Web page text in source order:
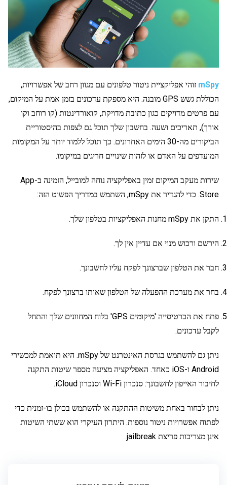
mSpy זוהי אפליקציית ניטור טלפונים עם מגוון רחב של אפשרויות,
הכוללת גשש GPS מובנה. היא מספקת עדכונים בזמן אמת על המיקום,
עם פרטים מדויקים כגון כתובת מדויקת, קואורדינטות (קו רוחב וקו
אורך), תאריכים ושעה. בחשבון שלך תוכל גם לצפות בהיסטוריית
הביקורים מה-30 הימים האחרונים. כך תוכל ללמוד יותר על המקומות
המועדפים על האדם או לזהות שינויים חריגים במיקומו.
שירות מעקב המיקום זמין באפליקציה נוחה למובייל, הזמינה ב-App
Store. כדי להגדיר את mSpy, השתמש במדריך הפשוט הזה:
התקן את mSpy מחנות האפליקציות בטלפון שלך.
הירשם ורכוש מנוי אם עדיין אין לך.
חבר את הטלפון שברצונך לפקח עליו לחשבונך.
בחר את מערכת ההפעלה של הטלפון שאותו ברצונך לפקח.
פתח את הכרטיסייה 'מיקומים GPS' בלוח המחוונים שלך והתחל
לקבל עדכונים.
ניתן גם להשתמש בגרסת האינטרנט של mSpy. היא תואמת למכשירי
Android ו-iOS כאחד. האפליקציה מציעה מספר שיטות התקנה
לחיבור האייפון לחשבונך: סנכרון Wi-Fi וסנכרון iCloud.
ניתן לבחור באחת משיטות ההתקנה או להשתמש בכולן בו-זמנית כדי
לפתוח אפשרויות ניטור נוספות. היתרון העיקרי הוא ששתי השיטות
אינן מצריכות פריצת jailbreak.